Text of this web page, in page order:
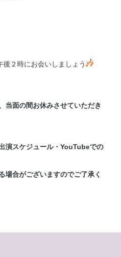
２時にお会いしましょう
当面の間お休みさせていただき
演スケジュール・YouTubeでの
場合がございますのでご了承く